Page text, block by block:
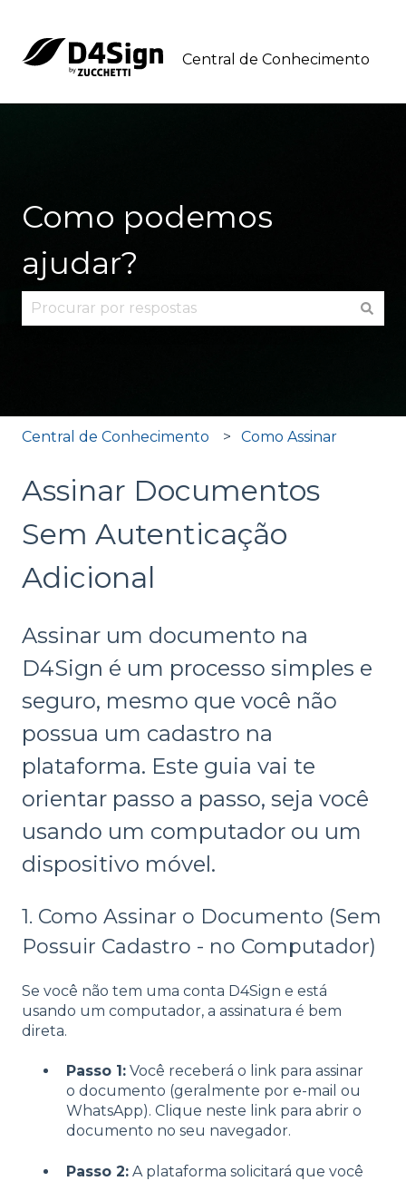
Central de Conhecimento
Como podemos
ajudar?
Central de Conhecimento Como Assinar
Assinar Documentos
Sem Autenticação
Adicional
Assinar um documento na
D4Sign é um processo simples e
seguro, mesmo que você não
possua um cadastro na
plataforma. Este guia vai te
orientar passo a passo, seja você
usando um computador ou um
dispositivo móvel.
1. Como Assinar o Documento (Sem
Possuir Cadastro - no Computador)
Se você não tem uma conta D4Sign e está
usando um computador, a assinatura é bem
direta.
Passo 1: Você receberá o link para assinar
o documento (geralmente por e-mail ou
WhatsApp). Clique neste link para abrir o
documento no seu navegador.
Passo 2: A plataforma solicitará que você